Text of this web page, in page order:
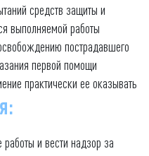
средств защиты и
выполняемой работы
пострадавшего
первой помощи
практически ее оказывать
и вести надзор за